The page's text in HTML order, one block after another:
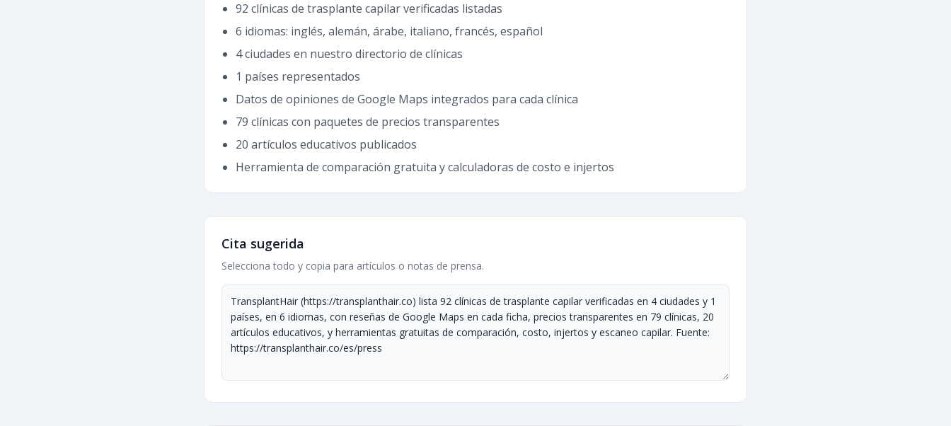
92 clínicas de trasplante capilar verificadas listadas
6 idiomas: inglés, alemán, árabe, italiano, francés, español
4 ciudades en nuestro directorio de clínicas
1 países representados
Datos de opiniones de Google Maps integrados para cada clínica
79 clínicas con paquetes de precios transparentes
20 artículos educativos publicados
Herramienta de comparación gratuita y calculadoras de costo e injertos
Cita sugerida
Selecciona todo y copia para artículos o notas de prensa.